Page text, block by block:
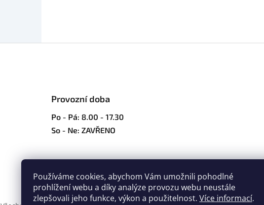
Používáme cookies, abychom Vám umožnili pohodlné
prohlížení webu a díky analýze provozu webu neustále
zlepšovali jeho funkce, výkon a použitelnost. Více informací.
Provozní doba
Po - Pá: 8.00 - 17.30
So - Ne: ZAVŘENO